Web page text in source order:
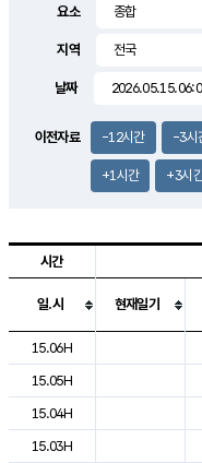
요소
지역
날짜
이전자료 -12시간 -3시
+1시간 +3시
도시별 기상실황표로 지점,
시간
일.시 현재일기
15.06H
15.05H
15.04H
15.03H